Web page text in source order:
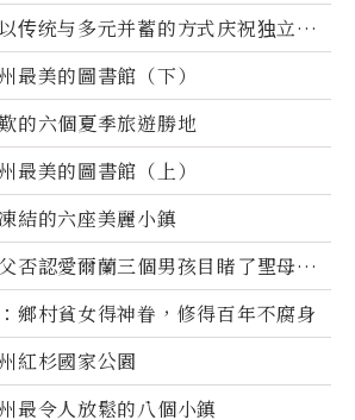
传统与多元并蓄的方式庆祝独立日2
最美的圖書館（下）
的六個夏季旅遊勝地
最美的圖書館（上）
結的六座美麗小鎮
否認愛爾蘭三個男孩目睹了聖母顯
鄉村貧女得神眷，修得百年不腐身
紅杉國家公園
最令人放鬆的八個小鎮